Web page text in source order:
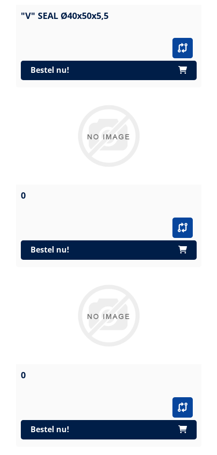
"V" SEAL Ø40x50x5,5
Bestel nu!
0
Bestel nu!
0
Bestel nu!